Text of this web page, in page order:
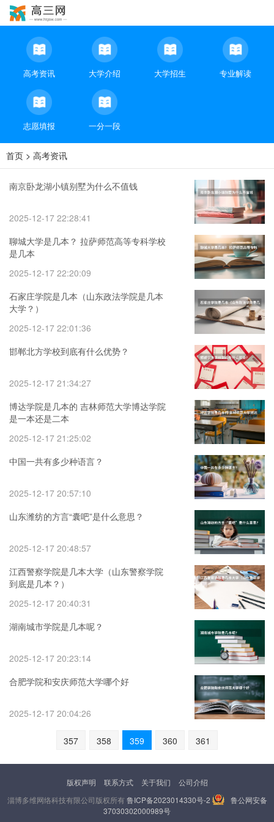
高考资讯 大学介绍 大学招生 专业解读
志愿填报 一分一段
首页 > 高考资讯
南京卧龙湖小镇别墅为什么不值钱
2025-12-17 22:28:41
聊城大学是几本？ 拉萨师范高等专科学校
是几本
2025-12-17 22:20:09
石家庄学院是几本（山东政法学院是几本
大学？）
2025-12-17 22:01:36
邯郸北方学校到底有什么优势？
2025-12-17 21:34:27
博达学院是几本的 吉林师范大学博达学院
是一本还是二本
2025-12-17 21:25:02
中国一共有多少种语言？
2025-12-17 20:57:10
山东潍纺的方言“囊吧”是什么意思？
2025-12-17 20:48:57
江西警察学院是几本大学（山东警察学院
到底是几本？）
2025-12-17 20:40:31
湖南城市学院是几本呢？
2025-12-17 20:23:14
合肥学院和安庆师范大学哪个好
2025-12-17 20:04:26
357 358 359 360 361
版权声明 联系方式 关于我们
公司介绍
淄博多维网络科技有限公司版权所有鲁ICP备2023014330号-2
鲁公网安备
37030302000989号